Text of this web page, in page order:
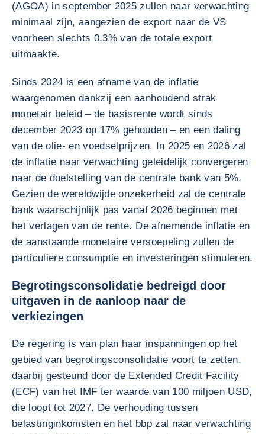
(AGOA) in september 2025 zullen naar verwachting
minimaal zijn, aangezien de export naar de VS
voorheen slechts 0,3% van de totale export
uitmaakte.
Sinds 2024 is een afname van de inflatie
waargenomen dankzij een aanhoudend strak
monetair beleid – de basisrente wordt sinds
december 2023 op 17% gehouden – en een daling
van de olie- en voedselprijzen. In 2025 en 2026 zal
de inflatie naar verwachting geleidelijk convergeren
naar de doelstelling van de centrale bank van 5%.
Gezien de wereldwijde onzekerheid zal de centrale
bank waarschijnlijk pas vanaf 2026 beginnen met
het verlagen van de rente. De afnemende inflatie en
de aanstaande monetaire versoepeling zullen de
particuliere consumptie en investeringen stimuleren.
Begrotingsconsolidatie bedreigd door
uitgaven in de aanloop naar de
verkiezingen
De regering is van plan haar inspanningen op het
gebied van begrotingsconsolidatie voort te zetten,
daarbij gesteund door de Extended Credit Facility
(ECF) van het IMF ter waarde van 100 miljoen USD,
die loopt tot 2027. De verhouding tussen
belastinginkomsten en het bbp zal naar verwachting